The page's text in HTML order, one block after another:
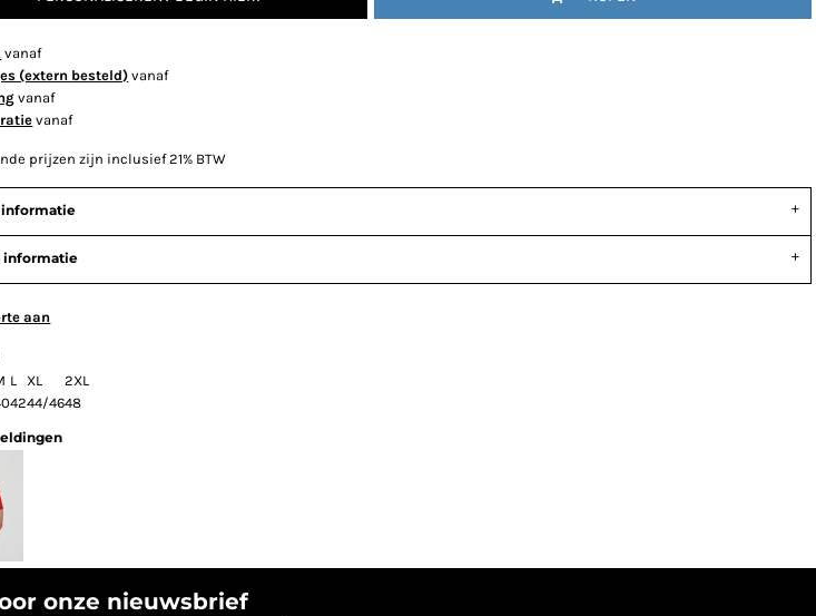
vanaf
(extern besteld) vanaf
vanaf
vanaf
prijzen zijn inclusief 21% BTW
informatie
informatie
aan
L XL
2XL
4244/4648
onze nieuwsbrief